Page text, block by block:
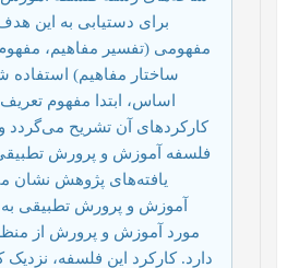
برای دستیابی به این
مفهومی (تفسیر مفاهیم،
ساختار مفاهیم) استفاده
اساس، ابتدا مفهوم
کارکردهای آن تشریح می‌گردد و
فلسفه آموزش و پرورش
یافته‌های پژوهش نشان
آموزش و پرورش تطبیقی
مورد آموزش و پرورش از
دارد. کارکرد این فلسفه،